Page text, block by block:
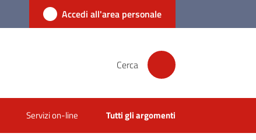
Accedi all'area personale
Cerca
Servizi on-line Tutti gli argomenti